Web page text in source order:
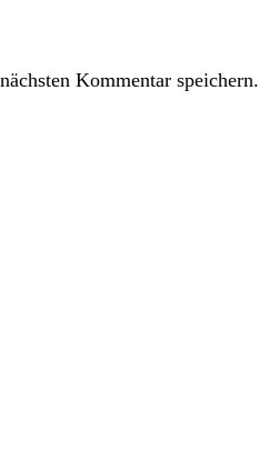
Kommentar speichern.